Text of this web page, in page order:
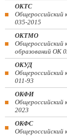
ОКТС
Общероссийский
035-2015
ОКТМО
Общероссийский
образований ОК
ОКУД
Общероссийский
011-93
ОКФИ
Общероссийский
2023
ОКФС
Общероссийский